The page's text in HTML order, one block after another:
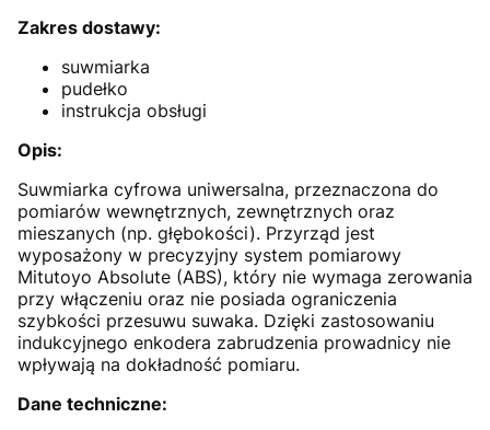
Zakres dostawy:
suwmiarka
pudełko
instrukcja obsługi
Opis:
Suwmiarka cyfrowa uniwersalna, przeznaczona do
pomiarów wewnętrznych, zewnętrznych oraz
mieszanych (np. głębokości). Przyrząd jest
wyposażony w precyzyjny system pomiarowy
Mitutoyo Absolute (ABS), który nie wymaga zerowania
przy włączeniu oraz nie posiada ograniczenia
szybkości przesuwu suwaka. Dzięki zastosowaniu
indukcyjnego enkodera zabrudzenia prowadnicy nie
wpływają na dokładność pomiaru.
Dane techniczne: